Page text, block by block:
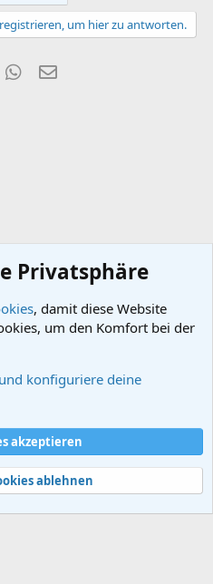
um hier zu antworten.
WhatsApp
Datenschutz
2024 XenForo Ltd.
Privatsphäre
, damit diese Website
um den Komfort bei der
konfiguriere deine
akzeptieren
ablehnen